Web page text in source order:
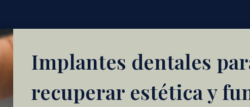
Implantes dentales
recuperar estética y